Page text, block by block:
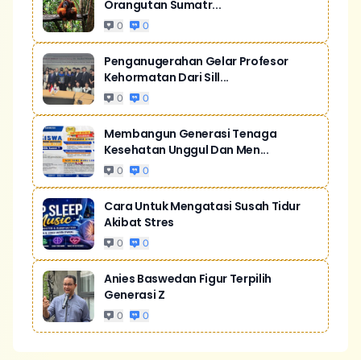
Orangutan Sumatr...
0 0
Penganugerahan Gelar Profesor
Kehormatan Dari Sill...
0 0
Membangun Generasi Tenaga
Kesehatan Unggul Dan Men...
0 0
Cara Untuk Mengatasi Susah Tidur
Akibat Stres
0 0
Anies Baswedan Figur Terpilih
Generasi Z
0 0